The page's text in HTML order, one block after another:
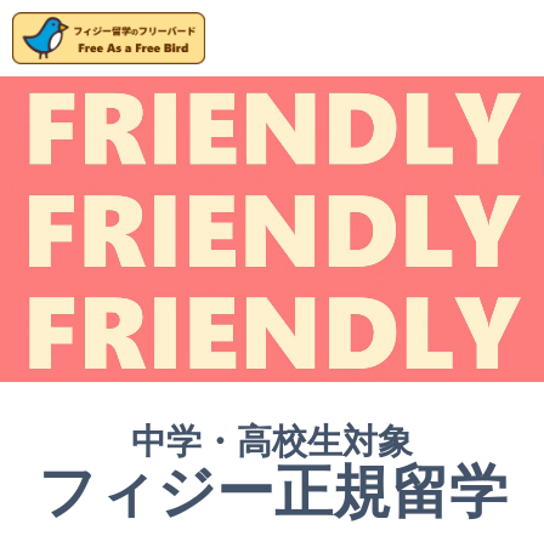
中学・高校生対象
フィジー正規留学